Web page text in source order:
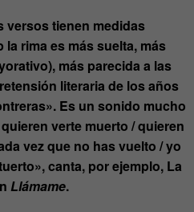
versos tienen medidas
la rima es más suelta, más
más parecida a las
literaria de los años
Es un sonido mucho
verte muerto / quieren
vez que no has vuelto / yo
canta, por ejemplo, La
Llámame.